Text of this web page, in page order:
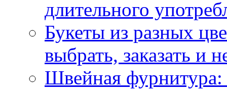
длительного
Букеты из разных
выбрать, заказать и
Швейная фурнитура: